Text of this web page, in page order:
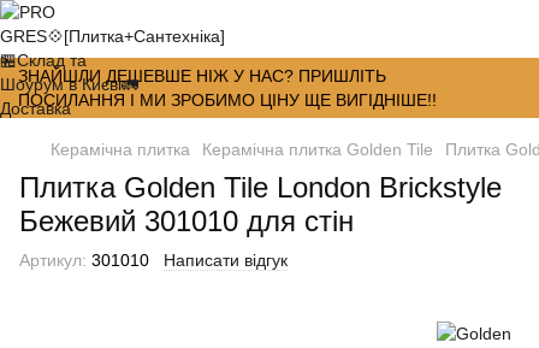
ЗНАЙШЛИ ДЕШЕВШЕ НІЖ У НАС? ПРИШЛІТЬ
ПОСИЛАННЯ І МИ ЗРОБИМО ЦІНУ ЩЕ ВИГІДНІШЕ!!
Керамічна плитка Керамічна плитка Golden Tile Плитка
Плитка Golden Tile London Brickstyle
Бежевий 301010 для стін
Артикул: 301010 Написати відгук